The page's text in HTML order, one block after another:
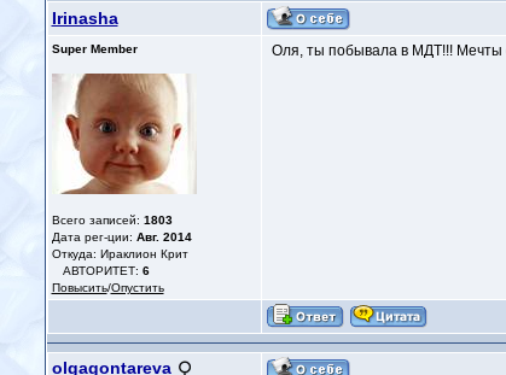
Irinasha
Super Member
Всего записей: 1803
Дата рег-ции: Авг. 2014
Откуда: Ираклион Крит
АВТОРИТЕТ: 6
Повысить/Опустить
Оля, ты побывала в МДТ!!!
olgagontareva